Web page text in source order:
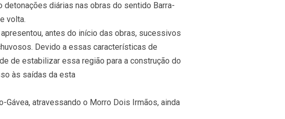
detonações diárias nas obras do sentido Barra-
volta.
antes do início das obras, sucessivos
Devido a essas características de
de estabilizar essa região para a construção do
às saídas da esta
Gávea, atravessando o Morro Dois Irmãos, ainda